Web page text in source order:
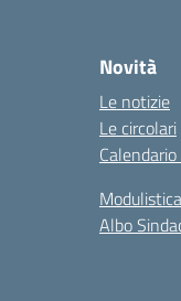
Novità
Le notizie
Le circolari
Modulistica
Albo